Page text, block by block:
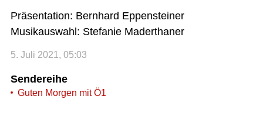
Präsentation: Bernhard Eppensteiner
Musikauswahl: Stefanie Maderthaner
5. Juli 2021, 05:03
Sendereihe
Guten Morgen mit Ö1